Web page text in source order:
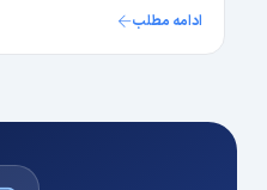
ادامه مطلب